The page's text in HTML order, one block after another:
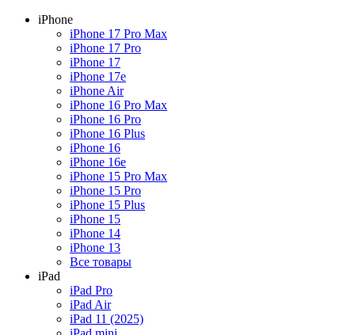
iPhone
iPhone 17 Pro Max
iPhone 17 Pro
iPhone 17
iPhone 17e
iPhone Air
iPhone 16 Pro Max
iPhone 16 Pro
iPhone 16 Plus
iPhone 16
iPhone 16e
iPhone 15 Pro Max
iPhone 15 Pro
iPhone 15 Plus
iPhone 15
iPhone 14
iPhone 13
Все товары
iPad
iPad Pro
iPad Air
iPad 11 (2025)